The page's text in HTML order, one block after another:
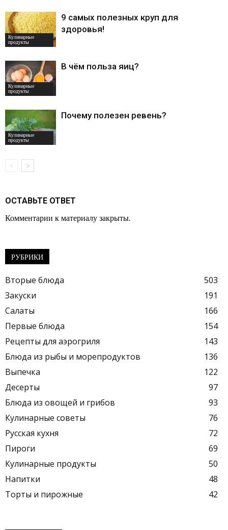
Кулинарные
продукты
9 самых полезных круп для
здоровья!
Кулинарные
продукты
В чём польза яиц?
Кулинарные
продукты
Почему полезен ревень?
ОСТАВЬТЕ ОТВЕТ
Комментарии к материалу закрыты.
РУБРИКИ
Вторые блюда
503
Закуски
191
Салаты
166
Первые блюда
154
Рецепты для аэрогриля
143
Блюда из рыбы и морепродуктов
136
Выпечка
122
Десерты
97
Блюда из овощей и грибов
93
Кулинарные советы
76
Русская кухня
72
Пироги
69
Кулинарные продукты
50
Напитки
48
Торты и пирожные
42